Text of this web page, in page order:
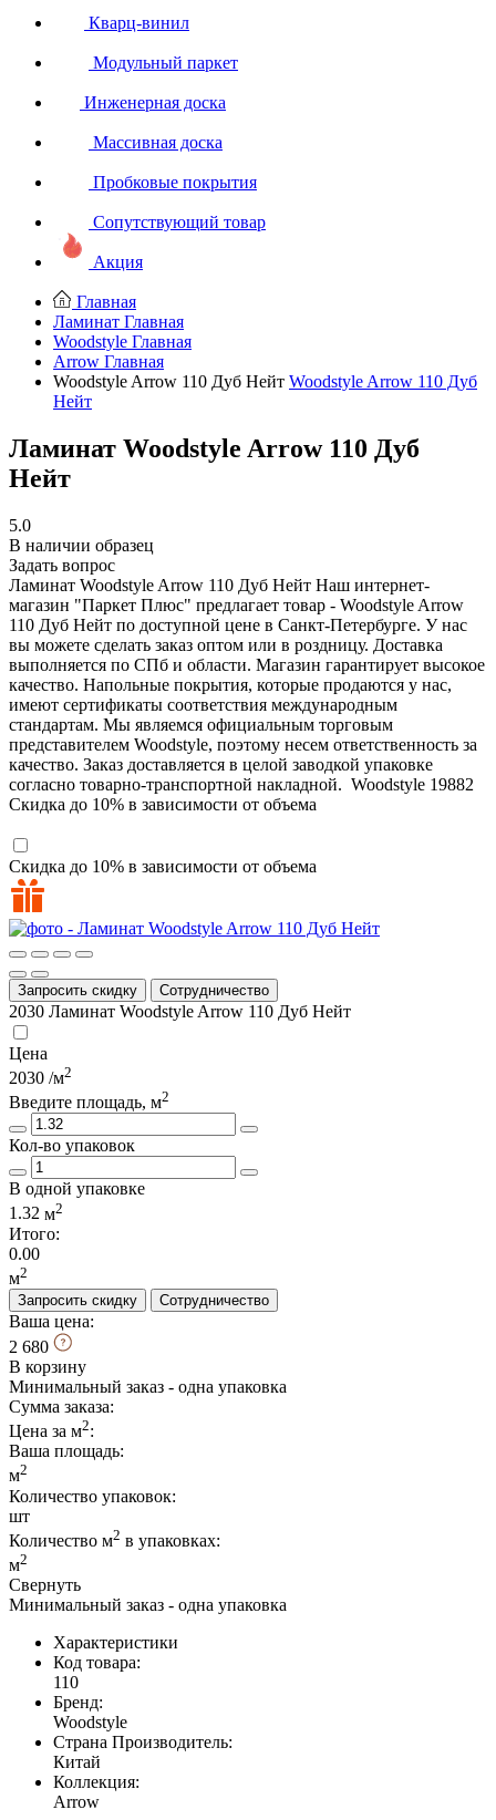
Кварц-винил
Модульный паркет
Инженерная доска
Массивная доска
Пробковые покрытия
Сопутствующий товар
Акция
Главная
Ламинат Главная
Woodstyle Главная
Arrow Главная
Woodstyle Arrow 110 Дуб Нейт Woodstyle Arrow 110 Дуб
Нейт
Ламинат Woodstyle Arrow 110 Дуб
Нейт
5.0
В наличии образец
Задать вопрос
Ламинат Woodstyle Arrow 110 Дуб Нейт Наш интернет-
магазин "Паркет Плюс" предлагает товар - Woodstyle Arrow
110 Дуб Нейт по доступной цене в Санкт-Петербурге. У нас
вы можете сделать заказ оптом или в роздницу. Доставка
выполняется по СПб и области. Магазин гарантирует высокое
качество. Напольные покрытия, которые продаются у нас,
имеют сертификаты соответствия международным
стандартам. Мы являемся официальным торговым
представителем Woodstyle, поэтому несем ответственность за
качество. Заказ доставляется в целой заводкой упаковке
согласно товарно-транспортной накладной. Woodstyle 19882
Скидка до 10% в зависимости от объема
Скидка до 10% в зависимости от объема
Запросить скидку Сотрудничество
2030 Ламинат Woodstyle Arrow 110 Дуб Нейт
Цена
2030 /м2
Введите площадь, м2
Кол-во упаковок
В одной упаковке
1.32 м2
Итого:
0.00
м2
Запросить скидку
Сотрудничество
Ваша цена:
2 680
В корзину
Минимальный заказ - одна упаковка
Сумма заказа:
Цена за м2:
Ваша площадь:
м2
Количество упаковок:
шт
Количество м2 в упаковках:
м2
Свернуть
Минимальный заказ - одна упаковка
Характеристики
Код товара:
110
Бренд:
Woodstyle
Страна Производитель:
Китай
Коллекция:
Arrow